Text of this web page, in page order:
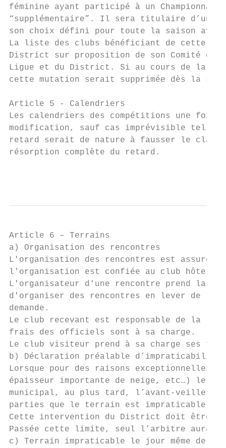
féminine ayant participé à un
“supplémentaire”. Il sera titulaire d’une
son choix défini pour toute la saison
La liste des clubs bénéficiant de cette
District sur proposition de son Comité
Ligue et du District. Si au cours de la
cette mutation serait supprimée dès la
Article 5 - Calendriers
Les calendriers des compétitions une fois
modification, sauf cas imprévisible tel que
retard serait de nature à fausser le
résorption complète du retard.
Article 6 – Terrains
a) Organisation des rencontres
L'organisation des rencontres est
l'organisation est confiée au club hôte.
L'organisateur d'une rencontre prend la
d'organiser des rencontres en lever de
demande.
Le club recevant est responsable de la
frais des officiels sont à sa charge.
Le club visiteur prend à sa charge ses
b) Déclaration préalable d’impraticabilité
Lorsque pour des raisons
épaisseur importante de neige, etc…) le
municipal, au plus tard, l’avant-veille de
parties que le terrain est impraticable.
Cette intervention du District doit être
Passée cette limite, seul l’arbitre aura
c) Terrain impraticable le jour même de la